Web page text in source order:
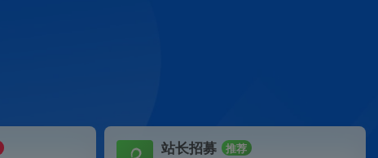
站长招募 推荐